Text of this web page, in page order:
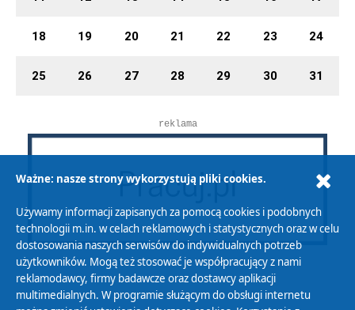
18 19 20 21 22 23 24
25 26 27 28 29 30 31
reklama
Ważne: nasze strony wykorzystują pliki cookies.
Używamy informacji zapisanych za pomocą cookies i podobnych
technologii m.in. w celach reklamowych i statystycznych oraz w celu
dostosowania naszych serwisów do indywidualnych potrzeb
użytkowników. Mogą też stosować je współpracujący z nami
reklamodawcy, firmy badawcze oraz dostawcy aplikacji
multimedialnych. W programie służącym do obsługi internetu